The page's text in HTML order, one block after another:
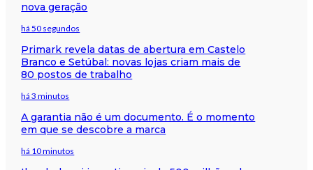
nova geração
há 50 segundos
Primark revela datas de abertura em Castelo
Branco e Setúbal: novas lojas criam mais de
80 postos de trabalho
há 3 minutos
A garantia não é um documento. É o momento
em que se descobre a marca
há 10 minutos